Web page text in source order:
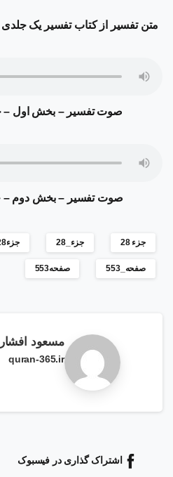
متن تفسیر از کتاب تفسیر یک جلدی
صوت تفسیر– بخش اول –
صوت تفسیر –بخش دوم–
جزء 28 جزء_28 جزء28
صفحه_553 صفحه553
مسعود افشار
quran-365.ir
اشتراک گذاری در فیسبوک